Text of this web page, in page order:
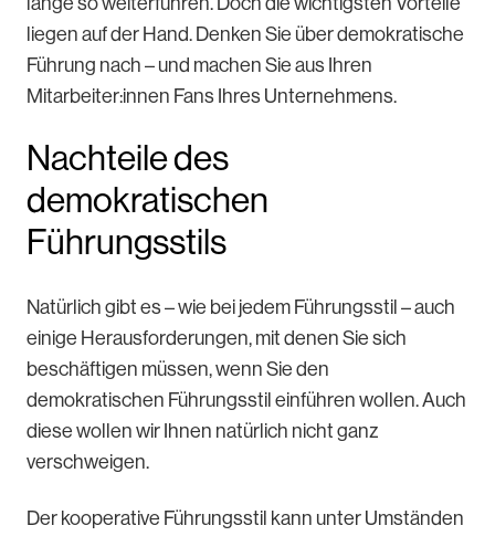
liegen auf der Hand. Denken Sie über demokratische
Führung nach – und machen Sie aus Ihren
Mitarbeiter:innen Fans Ihres Unternehmens.
Nachteile des
demokratischen
Führungsstils
Natürlich gibt es – wie bei jedem Führungsstil – auch
einige Herausforderungen, mit denen Sie sich
beschäftigen müssen, wenn Sie den
demokratischen Führungsstil einführen wollen. Auch
diese wollen wir Ihnen natürlich nicht ganz
verschweigen.
Der kooperative Führungsstil kann unter Umständen